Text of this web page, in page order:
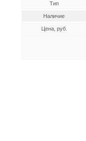
Тип
Наличие
Цена, руб.